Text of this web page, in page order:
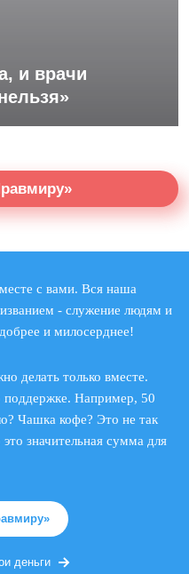
и врачи
с вами. Вся наша
- служение людям и
и милосерднее!
делать только вместе.
Например, 50
Чашка кофе? Это не так
значительная сумма для
деньги